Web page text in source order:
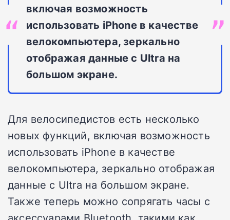
включая возможность
использовать iPhone в качестве
велокомпьютера, зеркально
отображая данные с Ultra на
большом экране.
Для велосипедистов есть несколько
новых функций, включая возможность
использовать iPhone в качестве
велокомпьютера, зеркально отображая
данные с Ultra на большом экране.
Также теперь можно сопрягать часы с